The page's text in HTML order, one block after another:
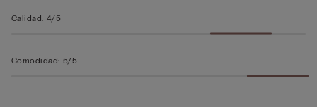
Calidad: 4/5
Comodidad: 5/5